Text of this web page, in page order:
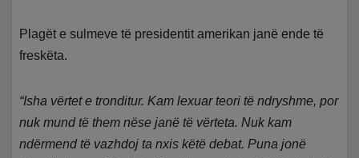
Plagët e sulmeve të presidentit amerikan janë ende të
freskëta.
“Isha vërtet e tronditur. Kam lexuar teori të ndryshme, por
nuk mund të them nëse janë të vërteta. Nuk kam
ndërmend të vazhdoj ta nxis këtë debat. Puna jonë